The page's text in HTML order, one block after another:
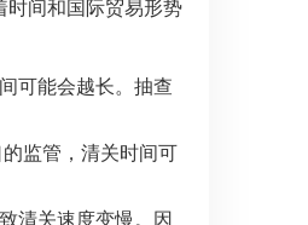
间和国际贸易形势
可能会越长。抽查
监管，清关时间可
清关速度变慢。因